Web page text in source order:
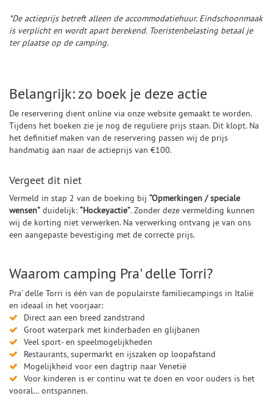
*De actieprijs betreft alleen de accommodatiehuur. Eindschoonmaak
is verplicht en wordt apart berekend. Toeristenbelasting betaal je
ter plaatse op de camping.
Belangrijk: zo boek je deze actie
De reservering dient online via onze website gemaakt te worden.
Tijdens het boeken zie je nog de reguliere prijs staan. Dit klopt. Na
het definitief maken van de reservering passen wij de prijs
handmatig aan naar de actieprijs van €100.
Vergeet dit niet
Vermeld in stap 2 van de boeking bij “Opmerkingen / speciale
wensen” duidelijk: “Hockeyactie”. Zonder deze vermelding kunnen
wij de korting niet verwerken. Na verwerking ontvang je van ons
een aangepaste bevestiging met de correcte prijs.
Waarom camping Pra' delle Torri?
Pra’ delle Torri is één van de populairste familiecampings in Italië
en ideaal in het voorjaar:
Direct aan een breed zandstrand
Groot waterpark met kinderbaden en glijbanen
Veel sport- en speelmogelijkheden
Restaurants, supermarkt en ijszaken op loopafstand
Mogelijkheid voor een dagtrip naar Venetië
Voor kinderen is er continu wat te doen en voor ouders is het
vooral… ontspannen.